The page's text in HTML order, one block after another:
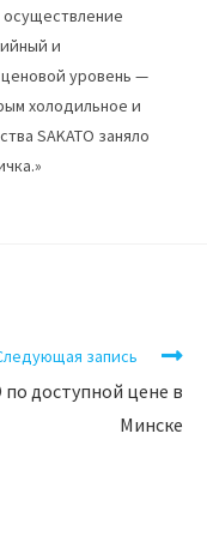
осуществление
и
уровень —
холодильное и
SAKATO заняло
запись
по доступной цене в
Минске